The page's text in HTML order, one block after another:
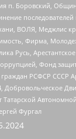
п. Боровский,
ВОЛЯ, Меджлис
Фирма,
Русь,
Фонд
РСФСР СССР
Фургал